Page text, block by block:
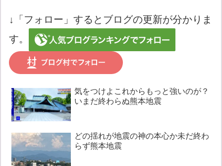
↓「フォロー」するとブログの更新が分かりま
す。
気をつけよこれからもっと強いのが？
いまだ終わらぬ熊本地震
どの揺れが地震の神の本心か未だ終わ
らず熊本地震